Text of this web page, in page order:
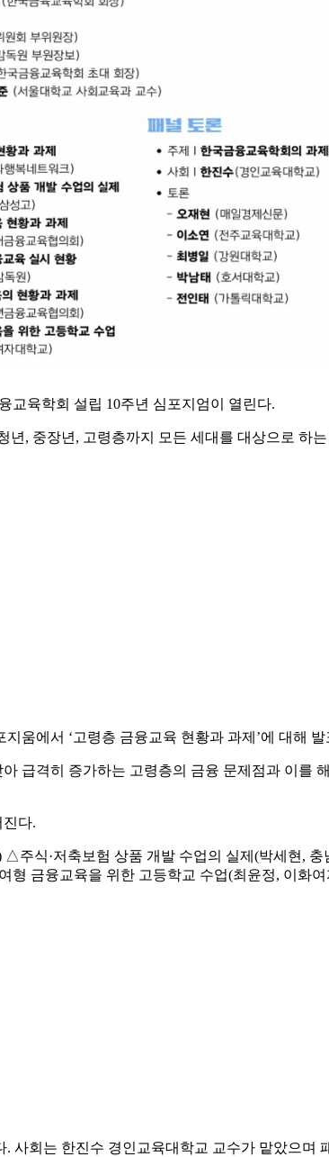
교육학회 설립 10주년 심포지엄이 열린다.
, 중장년, 고령층까지 모든 세대를 대상으로 하
움에서 ‘고령층 금융교육 현황과 과제’에 대해 발
급격히 증가하는 고령층의 금융 문제점과 이를
다.
식·저축보험 상품 개발 수업의 실제(박세현,
금융교육을 위한 고등학교 수업(최윤정, 이화여
사회는 한진수 경인교육대학교 교수가 맡았으며